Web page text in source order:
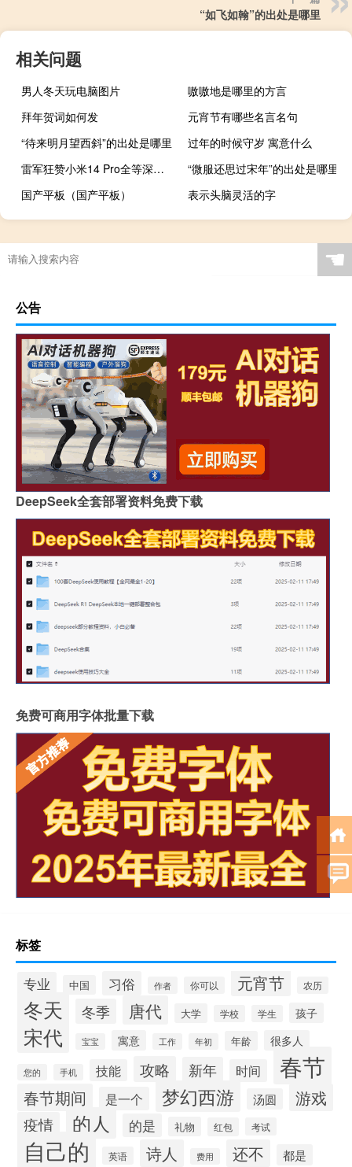
“如飞如翰”的出处是哪里
相关问题
男人冬天玩电脑图片
嗷嗷地是哪里的方言
拜年贺词如何发
元宵节有哪些名言名句
“待来明月望西斜”的出处是哪里
过年的时候守岁 寓意什么
雷军狂赞小米14 Pro全等深微曲屏：最完美！18倍研发投入
“微服还思过宋年”的出处是哪里
国产平板（国产平板）
表示头脑灵活的字
☚
公告
DeepSeek全套部署资料免费下载
免费可商用字体批量下载
标签
专业 中国 习俗 作者 你可以 元宵节 农历
冬天 冬季 唐代 大学 学校 学生 孩子
宋代 宝宝 寓意 工作 年初 年龄 很多人
您的 手机 技能 攻略 新年 时间 春节
春节期间 是一个 梦幻西游 汤圆 游戏
疫情 的人 的是 礼物 红包 考试
自己的 英语 诗人 费用 还不 都是